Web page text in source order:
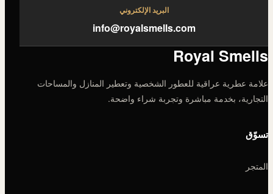
البريد الإلكتروني
info@royalsmells.com
Royal Smells
علامة عطرية عراقية للعطور الشخصية وتعطير المنازل والمساحات
التجارية، بخدمة مباشرة وتجربة شراء واضحة.
تسوّق
المتجر